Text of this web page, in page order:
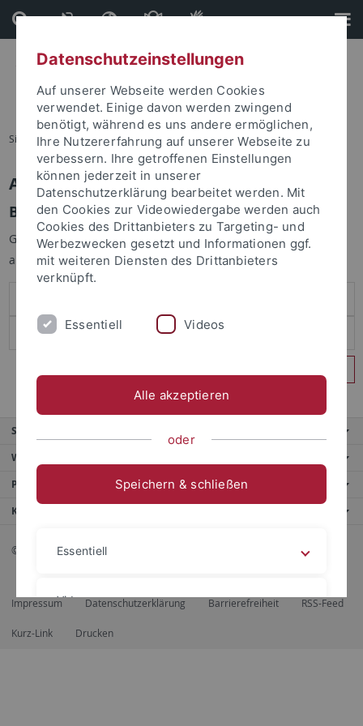
Direkt
zum
Inhalt
Direkt
zur
Fußleiste
Sie sind hier: Startseite
Anmelden
Benutzeranmeldung
Geben Sie Ihren Benutzernamen und Ihr Passwort an um sich
anzumelden:
Service
Weitere Angebote
Portale
Kontaktinfo
© 2026 Eberhard Karls Universität Tübingen, Tübingen
Impressum Datenschutzerklärung Barrierefreiheit RSS-Feed
Kurz-Link Drucken
Datenschutzeinstellungen
Auf unserer Webseite werden Cookies
verwendet. Einige davon werden zwingend
benötigt, während es uns andere ermöglichen,
Ihre Nutzererfahrung auf unserer Webseite zu
verbessern. Ihre getroffenen Einstellungen
können jederzeit in unserer
Datenschutzerklärung bearbeitet werden. Mit
den Cookies zur Videowiedergabe werden auch
Cookies des Drittanbieters zu Targeting- und
Werbezwecken gesetzt und Informationen ggf.
mit weiteren Diensten des Drittanbieters
verknüpft.
Essentiell Videos
Alle akzeptieren
oder
Speichern & schließen
Essentiell
Videos